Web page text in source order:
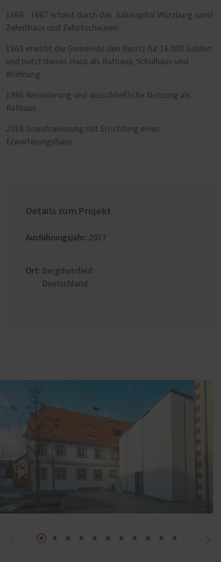
1666 - 1667 erbaut durch das Juliusspital Würzburg samt
Zehnthaus und Zehntscheunen
1863 erwirbt die Gemeinde den Besitz für 16.000 Gulden
und nutzt dieses Haus als Rathaus, Schulhaus und
Wohnung.
1986 Renovierung und ausschließliche Nutzung als
Rathaus
2018 Grundsanierung mit Errichtung eines
Erweiterungsbaus
Details zum Projekt
Ausführungsjahr: 2017
Ort: Bergrheinfeld
Deutschland